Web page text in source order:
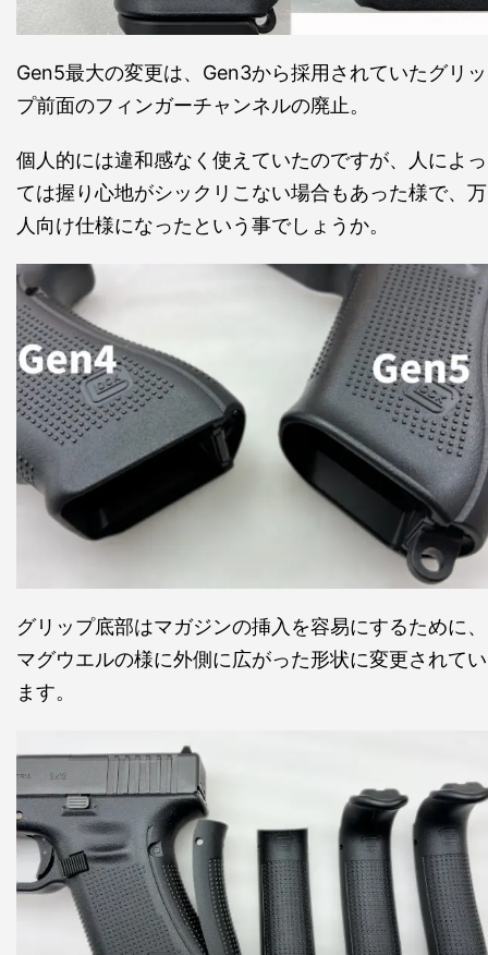
Gen5最大の変更は、Gen3から採用されていたグリッ
プ前面のフィンガーチャンネルの廃止。
個人的には違和感なく使えていたのですが、人によっ
ては握り心地がシックリこない場合もあった様で、万
人向け仕様になったという事でしょうか。
グリップ底部はマガジンの挿入を容易にするために、
マグウエルの様に外側に広がった形状に変更されてい
ます。